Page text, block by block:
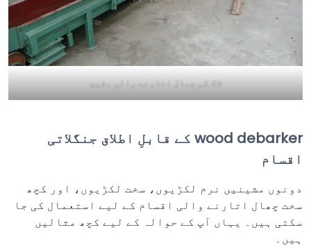
لاگ کی چھال اتارنے والی مشین
wood debarker کے قابلِ اطلاق جنگلاتی
اقسام
دونوں مشینیں نرم لکڑیوں، سخت لکڑیوں، اور کچھ
سخت چھال اتارنے والی اقسام کے لیے استعمال کی جا
سکتی ہیں۔ یہاں آپ کے حوالہ کے لیے کچھ مثالیں
ہیں۔